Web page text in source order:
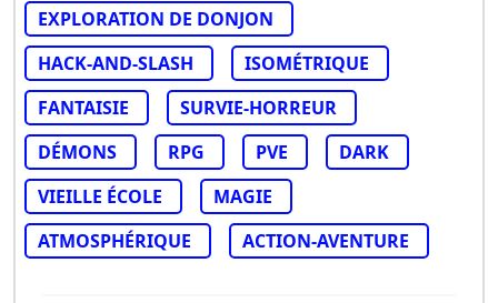
EXPLORATION DE DONJON
HACK-AND-SLASH
ISOMÉTRIQUE
FANTAISIE
SURVIE-HORREUR
DÉMONS
RPG PVE
DARK
VIEILLE ÉCOLE
MAGIE
ATMOSPHÉRIQUE
ACTION-AVENTURE